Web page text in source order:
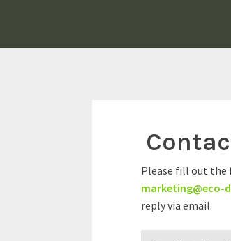
Please fill out the
marketing@eco-
reply via email.